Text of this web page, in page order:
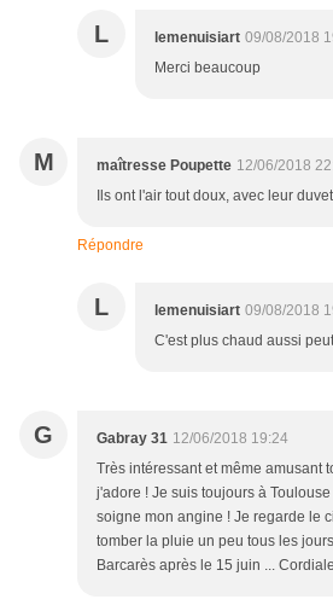
L lemenuisiart 09/08/2018
Merci beaucoup
M maîtresse Poupette 12/06/2018
Ils ont l'air tout doux, avec leur
Répondre
L lemenuisiart 09/08/2018
C'est plus chaud aussi
G Gabray 31 12/06/2018 19:24
Très intéressant et même amusant
j'adore ! Je suis toujours à
soigne mon angine ! Je regarde le
tomber la pluie un peu tous les
Barcarès après le 15 juin ...